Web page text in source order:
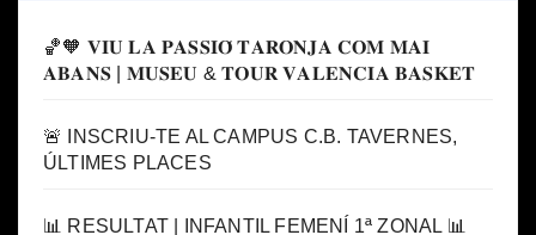
🏀🧡 𝐕𝐈𝐔 𝐋𝐀 𝐏𝐀𝐒𝐒𝐈𝐎́ 𝐓𝐀𝐑𝐎𝐍𝐉𝐀 𝐂𝐎𝐌 𝐌𝐀𝐈
𝐀𝐁𝐀𝐍𝐒 | 𝐌𝐔𝐒𝐄𝐔 & 𝐓𝐎𝐔𝐑 𝐕𝐀𝐋𝐄𝐍𝐂𝐈𝐀 𝐁𝐀𝐒𝐊𝐄𝐓
🚨 INSCRIU-TE AL CAMPUS C.B. TAVERNES,
ÚLTIMES PLACES
📊 RESULTAT | INFANTIL FEMENÍ 1ª ZONAL 📊